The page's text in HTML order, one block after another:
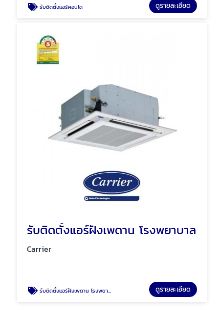
รับติดตั้งแอร์คอนโด ดูรายละเอียด
รับติดตั้งแอร์ฝังเพดาน โรงพยาบาล
Carrier
รับติดตั้งแอร์ฝังเพดาน โรงพยาบาล ดูรายละเอียด